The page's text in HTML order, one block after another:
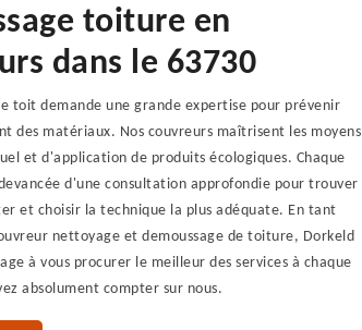
toiture en
dans le 63730
toit demande une grande expertise pour prévenir
des matériaux. Nos couvreurs maîtrisent les moyens
et d'application de produits écologiques. Chaque
d'une consultation approfondie pour trouver
et choisir la technique la plus adéquate. En tant
nettoyage et demoussage de toiture, Dorkeld
à vous procurer le meilleur des services à chaque
absolument compter sur nous.